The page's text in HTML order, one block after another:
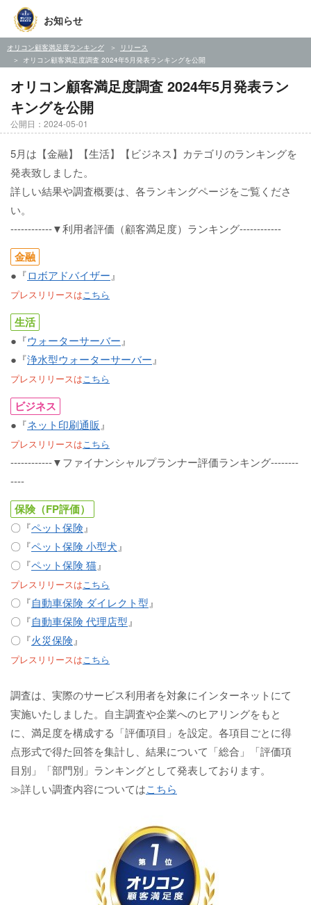
お知らせ
オリコン顧客満足度ランキング
リリース
オリコン顧客満足度調査 2024年5月発表ランキングを公開
オリコン顧客満足度調査 2024年5月発表ラン
キングを公開
公開日：2024-05-01
5月は【金融】【生活】【ビジネス】カテゴリのランキングを
発表致しました。
詳しい結果や調査概要は、各ランキングページをご覧くださ
い。
------------▼利用者評価（顧客満足度）ランキング------------
金融
●『ロボアドバイザー 』
プレスリリースはこちら
生活
●『ウォーターサーバー 』
●『浄水型ウォーターサーバー 』
プレスリリースはこちら
ビジネス
●『ネット印刷通販 』
プレスリリースはこちら
------------▼ファイナンシャルプランナー評価ランキング--------
----
保険（FP評価）
〇『ペット保険』
〇『ペット保険 小型犬 』
〇『ペット保険 猫』
プレスリリースはこちら
〇『自動車保険 ダイレクト型 』
〇『自動車保険 代理店型 』
〇『火災保険』
プレスリリースはこちら
調査は、実際のサービス利用者を対象にインターネットにて
実施いたしました。自主調査や企業へのヒアリングをもと
に、満足度を構成する「評価項目」を設定。各項目ごとに得
点形式で得た回答を集計し、結果について「総合」「評価項
目別」「部門別」ランキングとして発表しております。
≫詳しい調査内容についてはこちら